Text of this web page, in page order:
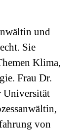
und
Sie
Klima,
Frau Dr.
Universität
von